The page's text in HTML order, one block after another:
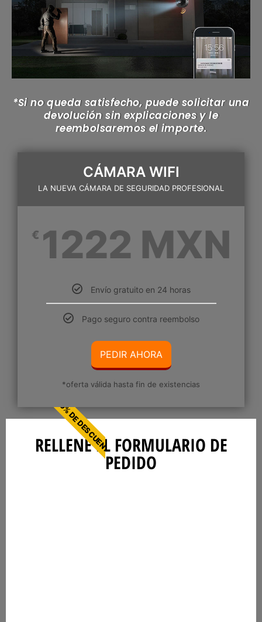
*Si no queda satisfecho, puede solicitar una
devolución sin explicaciones y le
reembolsaremos el importe.
CÁMARA WIFI
LA NUEVA CÁMARA DE SEGURIDAD PROFESIONAL
€ 1222 MXN
Envío gratuito en 24 horas
Pago seguro contra reembolso
PEDIR AHORA
*oferta válida hasta fin de existencias
50% DE DESCUENTO
RELLENE EL FORMULARIO DE
PEDIDO